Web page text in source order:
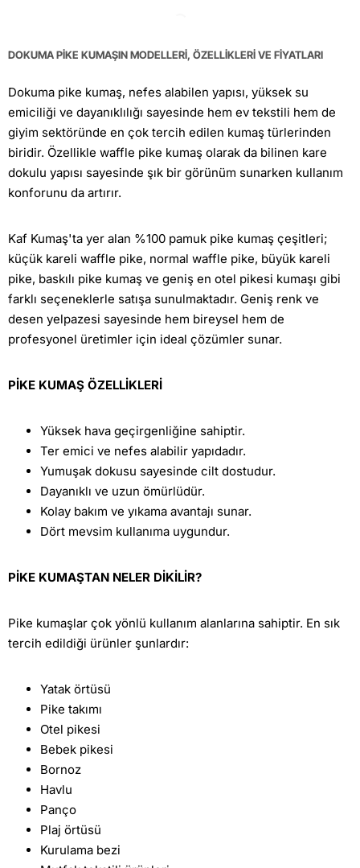
DOKUMA PİKE KUMAŞIN MODELLERİ, ÖZELLİKLERİ VE FİYATLARI
Dokuma pike kumaş, nefes alabilen yapısı, yüksek su
emiciliği ve dayanıklılığı sayesinde hem ev tekstili hem de
giyim sektöründe en çok tercih edilen kumaş türlerinden
biridir. Özellikle waffle pike kumaş olarak da bilinen kare
dokulu yapısı sayesinde şık bir görünüm sunarken kullanım
konforunu da artırır.
Kaf Kumaş'ta yer alan %100 pamuk pike kumaş çeşitleri;
küçük kareli waffle pike, normal waffle pike, büyük kareli
pike, baskılı pike kumaş ve geniş en otel pikesi kumaşı gibi
farklı seçeneklerle satışa sunulmaktadır. Geniş renk ve
desen yelpazesi sayesinde hem bireysel hem de
profesyonel üretimler için ideal çözümler sunar.
PİKE KUMAŞ ÖZELLİKLERİ
Yüksek hava geçirgenliğine sahiptir.
Ter emici ve nefes alabilir yapıdadır.
Yumuşak dokusu sayesinde cilt dostudur.
Dayanıklı ve uzun ömürlüdür.
Kolay bakım ve yıkama avantajı sunar.
Dört mevsim kullanıma uygundur.
PİKE KUMAŞTAN NELER DİKİLİR?
Pike kumaşlar çok yönlü kullanım alanlarına sahiptir. En sık
tercih edildiği ürünler şunlardır:
Yatak örtüsü
Pike takımı
Otel pikesi
Bebek pikesi
Bornoz
Havlu
Panço
Plaj örtüsü
Kurulama bezi
|
|
Yeşil
100%
W-
23
Açık